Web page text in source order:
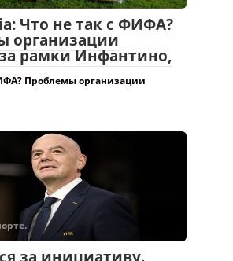
Что не так с ФИФА?
организации
рамки Инфантино,
Проблемы организации
за инициативу.